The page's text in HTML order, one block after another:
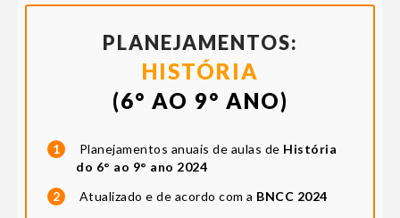
PLANEJAMENTOS:
HISTÓRIA
(6° AO 9° ANO)
1 Planejamentos anuais de aulas de História
do 6° ao 9° ano 2024
2
Atualizado e de acordo com a BNCC 2024